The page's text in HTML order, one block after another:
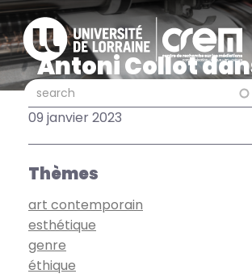
Aller
au
contenu
principal
Search
search
Antoni Collot
Press, 506 »
09 janvier 2023
Thèmes
art contemporain
esthétique
genre
éthique